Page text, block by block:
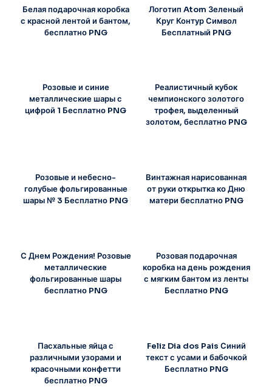
Белая подарочная коробка
с красной лентой и бантом,
бесплатно PNG
Логотип Atom Зеленый
Круг Контур Символ
Бесплатный PNG
Розовые и синие
металлические шары с
цифрой 1 Бесплатно PNG
Реалистичный кубок
чемпионского золотого
трофея, выделенный
золотом, бесплатно PNG
Розовые и небесно-
голубые фольгированные
шары № 3 Бесплатно PNG
Винтажная нарисованная
от руки открытка ко Дню
матери бесплатно PNG
С Днем Рождения! Розовые
металлические
фольгированные шары
бесплатно PNG
Розовая подарочная
коробка на день рождения
с мягким бантом из ленты
Бесплатно PNG
Пасхальные яйца с
различными узорами и
красочными конфетти
бесплатно PNG
Feliz Dia dos Pais Синий
текст с усами и бабочкой
Бесплатно PNG